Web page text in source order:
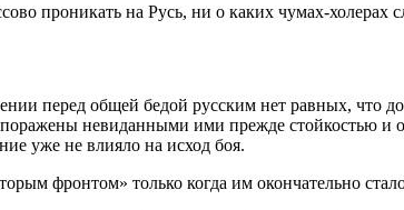
проникать на Русь, ни о каких чумах-холерах
перед общей бедой русским нет равных, что
невиданными ими прежде стойкостью и
уже не влияло на исход боя.
фронтом» только когда им окончательно